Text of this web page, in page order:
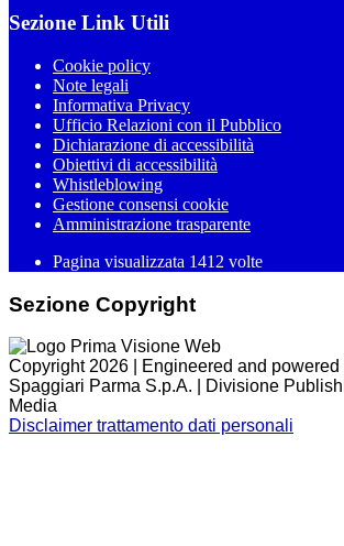
Sezione Link Utili
Cookie policy
Note legali
Informativa Privacy
Ufficio Relazioni con il Pubblico
Dichiarazione di accessibilità
Obiettivi di accessibilità
Whistleblowing
Gestione consensi cookie
Amministrazione trasparente
Pagina visualizzata 1412 volte
Sezione Copyright
Copyright 2026 | Engineered and powered
Spaggiari Parma S.p.A. | Divisione
Media
Disclaimer trattamento dati personali